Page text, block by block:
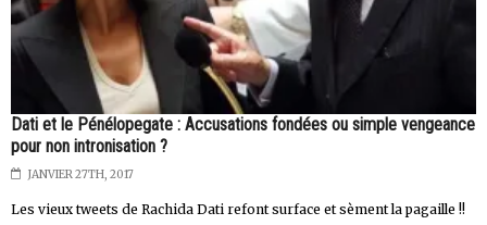
Dati et le Pénélopegate : Accusations fondées ou simple vengeance
pour non intronisation ?
JANVIER 27TH, 2017
Les vieux tweets de Rachida Dati refont surface et sèment la pagaille !!